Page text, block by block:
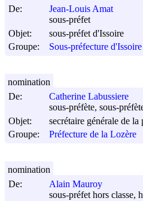
De:
Jean-Louis Amat
sous-préfet
Objet:
sous-préfet d'Issoire
Groupe:
Sous-préfecture d'Issoire
De:
Catherine Labussiere
sous-préfète, sous-
Objet:
secrétaire générale de
Groupe:
Préfecture de la Lozère
nomination
De:
Alain Mauroy
sous-préfet hors classe,
nomination